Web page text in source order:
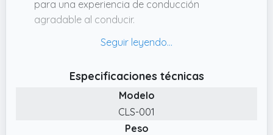
para una experiencia de conducción
agradable al conducir.
✔️ Sonido activado por música y mando a
adapta a los colores y la velocidad según la
música circundante, así como el sonido; y las
luces cambian de color según el ritmo de la
Especificaciones técnicas
Modelo
CLS-001
Peso